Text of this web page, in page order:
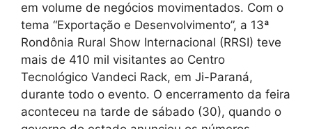
em volume de negócios movimentados. Com o
tema “Exportação e Desenvolvimento”, a 13ª
Rondônia Rural Show Internacional (RRSI) teve
mais de 410 mil visitantes ao Centro
Tecnológico Vandeci Rack, em Ji-Paraná,
durante todo o evento. O encerramento da feira
aconteceu na tarde de sábado (30), quando o